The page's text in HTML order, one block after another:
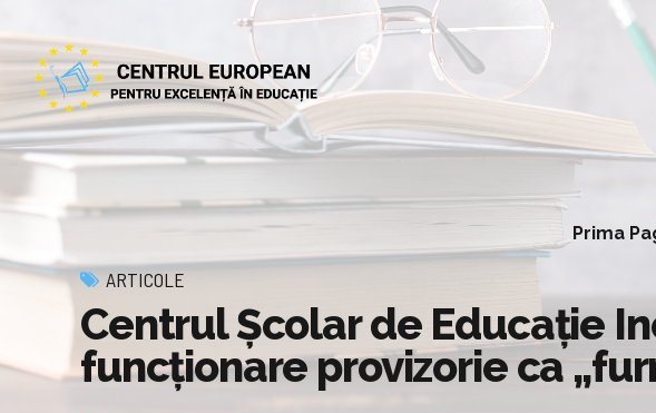
Prima
ARTICOLE
Centrul Școlar de Educație
funcționare provizorie ca